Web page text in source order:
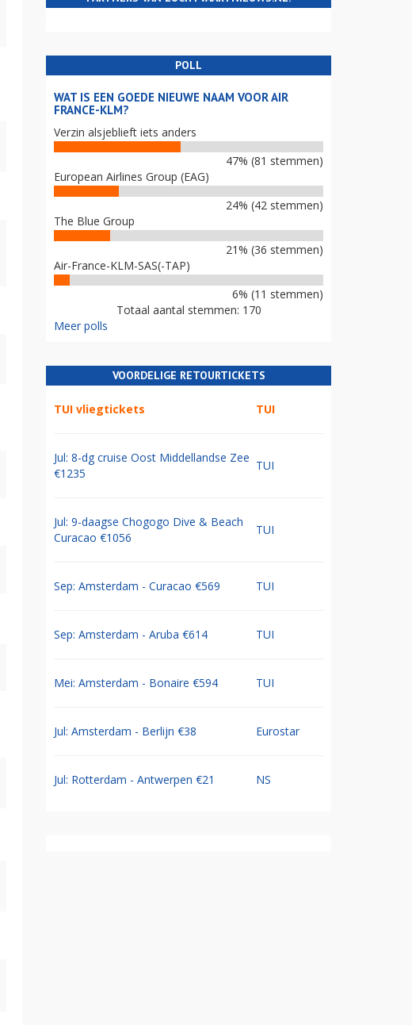
POLL
WAT IS EEN GOEDE NIEUWE NAAM VOOR AIR
FRANCE-KLM?
Verzin alsjeblieft iets anders
47% (81 stemmen)
European Airlines Group (EAG)
24% (42 stemmen)
The Blue Group
21% (36 stemmen)
Air-France-KLM-SAS(-TAP)
6% (11 stemmen)
Totaal aantal stemmen: 170
Meer polls
VOORDELIGE RETOURTICKETS
TUI vliegtickets TUI
Jul: 8-dg cruise Oost Middellandse Zee
€1235
TUI
Jul: 9-daagse Chogogo Dive & Beach
Curacao €1056
TUI
Sep: Amsterdam - Curacao €569 TUI
Sep: Amsterdam - Aruba €614 TUI
Mei: Amsterdam - Bonaire €594 TUI
Jul: Amsterdam - Berlijn €38 Eurostar
Jul: Rotterdam - Antwerpen €21 NS